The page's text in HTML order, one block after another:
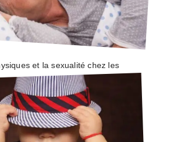
et la sexualité chez les